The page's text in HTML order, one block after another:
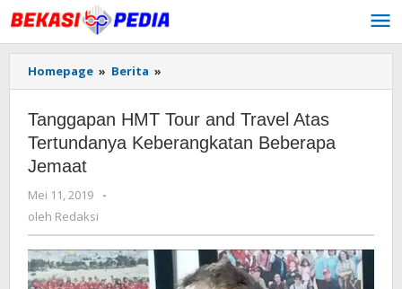
Lewati
ke
konten
Homepage » Berita »
HMT
and
Travel
Tanggapan HMT Tour and Travel Atas
Tertundanya Keberangkatan Beberapa
Jemaat
Mei 11, 2019
oleh
-
oleh Redaksi